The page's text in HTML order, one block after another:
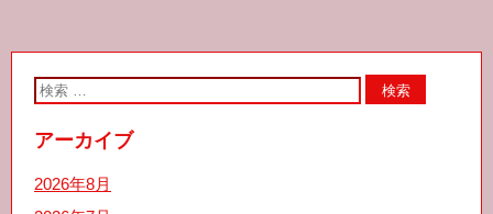
アーカイブ
2026年8月